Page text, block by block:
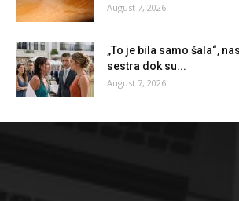
August 7, 2026
„To je bila samo šala“,
sestra dok su...
August 7, 2026